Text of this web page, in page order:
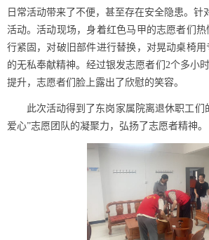
日常活动带来了不便，甚至存在安全隐患。
活动。活动现场，身着红色马甲的志愿者们
行紧固，对破旧部件进行替换，对晃动桌椅
的无私奉献精神。经过银发志愿者们 2个多小
提升，志愿者们脸上露出了欣慰的笑容。
此次活动得到了东岗家属院离退休职工
爱心”志愿团队的凝聚力，弘扬了志愿者精神。